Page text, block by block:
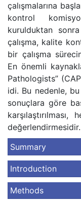
çalışmalarına
kontrol
kurulduktan
çalışma, kalite
bir çalışma
En önemli
Pathologists”
idi. Bu nedenle, bu
sonuçlara göre
karşılaştırılması,
değerlendirmesidir.
Summary
Introduction
Methods